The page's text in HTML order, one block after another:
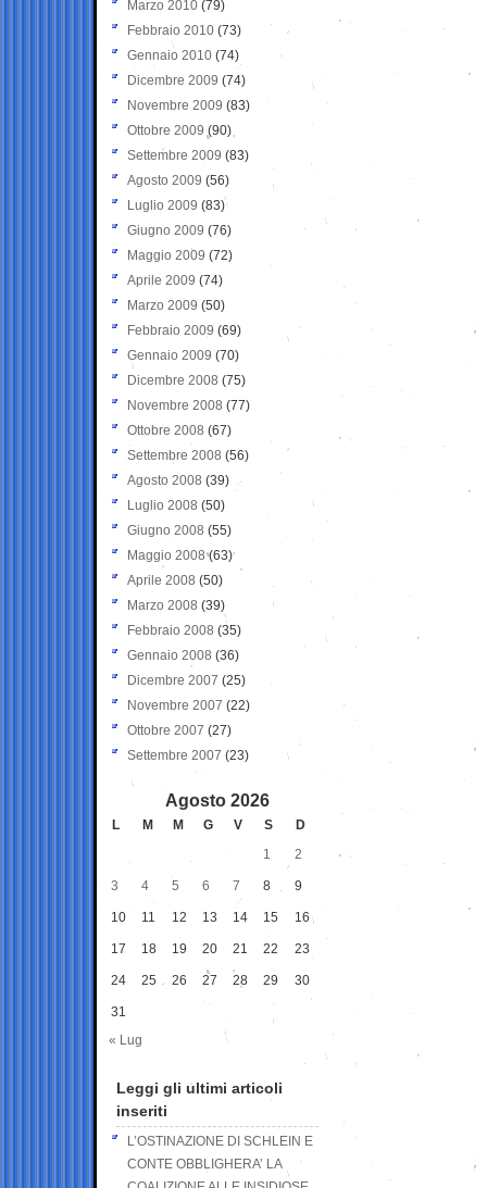
Marzo 2010 (79)
Febbraio 2010 (73)
Gennaio 2010 (74)
Dicembre 2009 (74)
Novembre 2009 (83)
Ottobre 2009 (90)
Settembre 2009 (83)
Agosto 2009 (56)
Luglio 2009 (83)
Giugno 2009 (76)
Maggio 2009 (72)
Aprile 2009 (74)
Marzo 2009 (50)
Febbraio 2009 (69)
Gennaio 2009 (70)
Dicembre 2008 (75)
Novembre 2008 (77)
Ottobre 2008 (67)
Settembre 2008 (56)
Agosto 2008 (39)
Luglio 2008 (50)
Giugno 2008 (55)
Maggio 2008(63)
Aprile 2008 (50)
Marzo 2008 (39)
Febbraio 2008 (35)
Gennaio 2008 (36)
Dicembre 2007 (25)
Novembre 2007 (22)
Ottobre 2007 (27)
Settembre 2007 (23)
Agosto 2026
L M M G V S
D
1
2
3 4 5 6 7 8 9
10 11 12 13 14 15 16
17 18 19 20 21 22 23
24 25 26 27 28 29 30
31
« Lug
Leggi gli ultimi articoli
inseriti
L’OSTINAZIONE DI SCHLEIN E
CONTE OBBLIGHERA’ LA